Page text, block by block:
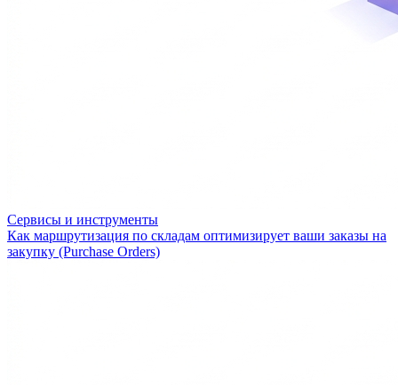
Сервисы и инструменты
Как маршрутизация по складам оптимизирует ваши заказы на
закупку (Purchase Orders)